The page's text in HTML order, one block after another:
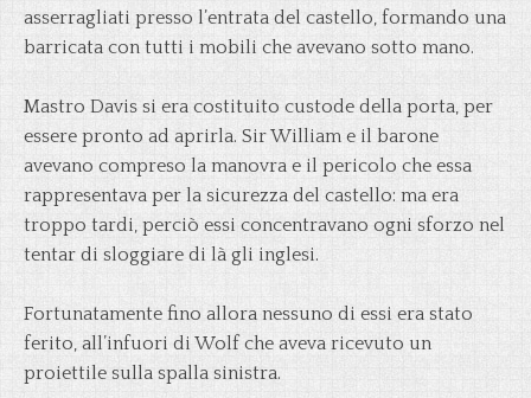
asserragliati presso l’entrata del castello, formando una
barricata con tutti i mobili che avevano sotto mano.
Mastro Davis si era costituito custode della porta, per
essere pronto ad aprirla. Sir William e il barone
avevano compreso la manovra e il pericolo che essa
rappresentava per la sicurezza del castello: ma era
troppo tardi, perciò essi concentravano ogni sforzo nel
tentar di sloggiare di là gli inglesi.
Fortunatamente fino allora nessuno di essi era stato
ferito, all’infuori di Wolf che aveva ricevuto un
proiettile sulla spalla sinistra.